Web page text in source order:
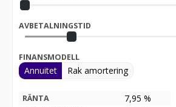
*Business Lease 36 månader,
restvärde. Priser baserade på
företagarna eller ramavtal med
förutsättningar. Månadskostnad exkl
AVBETALNINGSTID
FINANSMODELL
Annuitet Rak amortering
RÄNTA 7,95 %